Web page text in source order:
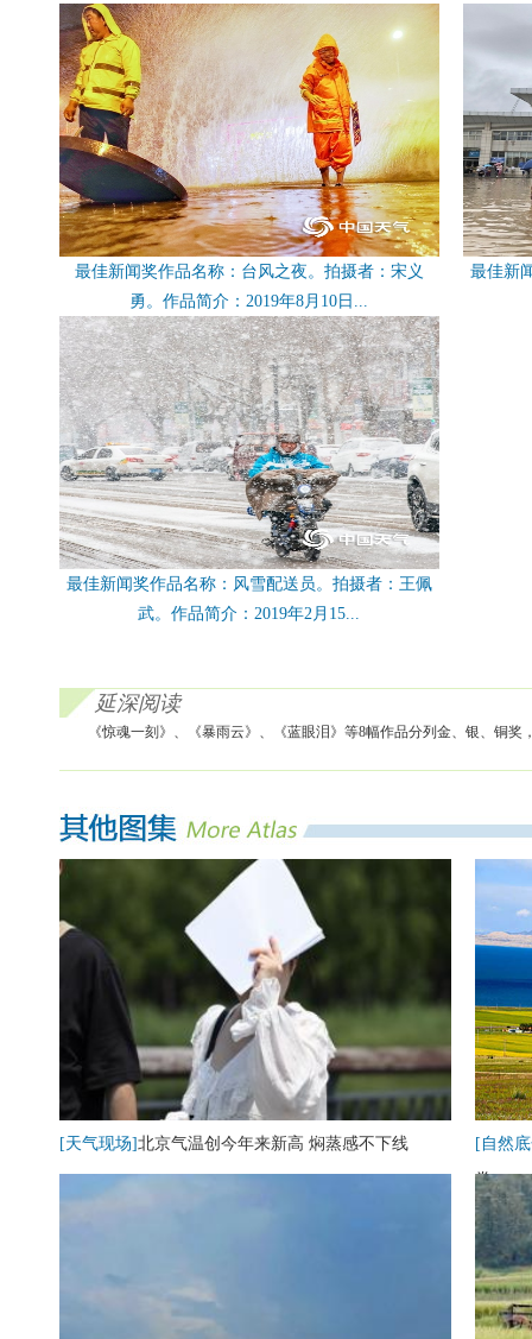
最佳新闻奖作品名称：台风之夜。拍摄者：宋义
勇。作品简介：2019年8月10日...
最佳新
最佳新闻奖作品名称：风雪配送员。拍摄者：王佩
武。作品简介：2019年2月15...
延深阅读
《惊魂一刻》、《暴雨云》、《蓝眼泪》等8幅作品分列金、银、铜
[天气现场]北京气温创今年来新高 焖蒸感不下线
[自然
卷